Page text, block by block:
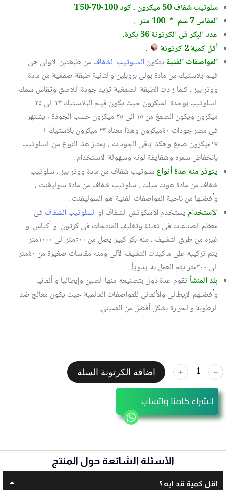
سلوتيب شفاف 50 ميكرون .
كود T50-70-100
المقاس 7 سم * 100 متر .
عدد البكر فى الكرتونة 36 بكرة.
أقل كمية 2 كرتونة
.
المواصفات الفنية يتكون السلوتيب الشفاف من طبقتين الاولى هى
فيلم بلاستيك من مادة بولى بروبلين والثانية طبقة صمغية من مادة
ووتر بيز ، كلما زادت الطبقة الصمغية تزيد جودة اللاصق وتقاس سمك
السلوتيب بوحدة الميكرون حيث يكون فيلم البلاستيك ٢٣ الى ٢٥
ميكرون ويكون الصمغ من ١٥ الى ٢٥ ميكرون حسب الجودة ، يشتهر
فى مصر جودات ٤٠ميكرون وهذا معناه ٢٣ ميكرون بلاستيك +
١٧ميكرون صمغ وهكذا باقى الجودات ، يمتاز هذا النوع من السلوتيب
بإنخفاض سعره وشفايفة لونه وسهولة الاستخدام .
يتوفر منه عدة أنواع سلوتيب شفاف من مادة ووتر بيز ، سلوتيب
شفاف من مادة هوت ميلت ، سلوتيب شفاف من مادة سوليڤنت ،
وأفضلها من ناحية المواصفات الفنية هو السوليڤنت .
الإستخدام يستخدم الاسكوتش الشفاف او السلوتيب الشفاف فى
معظم الصناعات فى تعبئة وتغليف المنتجات فى كرتون او أكياس او
غيره من طرق التغليف ، منه بكر كبير يصل من ٥٠٠متر الى ١٠٠٠متر
يتم تركيبه على ماكينات التغليف الآلى ومنه مقاسات صغيرة من ٤٠متر
الى ٣٠٠متر يتم العمل به يدوياً.
بلد المنشأتقوم عدة دول بتصنيعه منها الصين وإيطاليا و ألمانيا
وأفضلهم الإيطالى والألمانى للمواصفات العالمية حيث يكون معالج ضد
الرطوبة والحرارة بشكل أفضل من الصينى.
﹣
﹢ اضافة الكرتونة السلة
للشراء كلمنا واتساب
الأسئلة الشائعة حول المنتج
اقل كمية قد ايه ؟